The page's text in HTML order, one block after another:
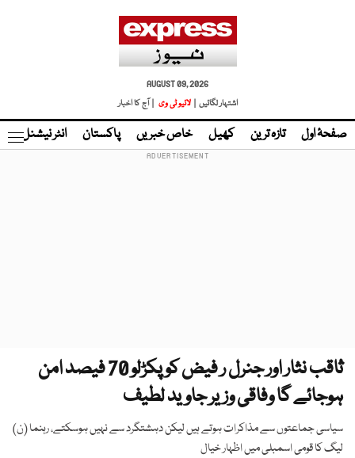
AUGUST 09, 2026
اشتہار لگائیں |
لائیو ٹی وی | آج کا اخبار
صفحۂ اول تازہ ترین کھیل خاص خبریں پاکستان انٹر نیشنل
ثاقب نثار اور جنرل ر فیض کو پکڑلو 70 فیصد امن
ہوجائے گا وفاقی وزیر جاوید لطیف
سیاسی جماعتوں سے مذاکرات ہوتے ہیں لیکن دہشتگرد سے نہیں ہوسکتے، رہنما (ن)
لیگ کا قومی اسمبلی میں اظہار خیال